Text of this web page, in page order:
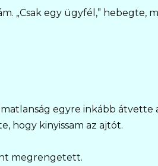
„Csak egy ügyfél,” hebegte,
egyre inkább átvette
hogy kinyissam az ajtót.
megrengetett.